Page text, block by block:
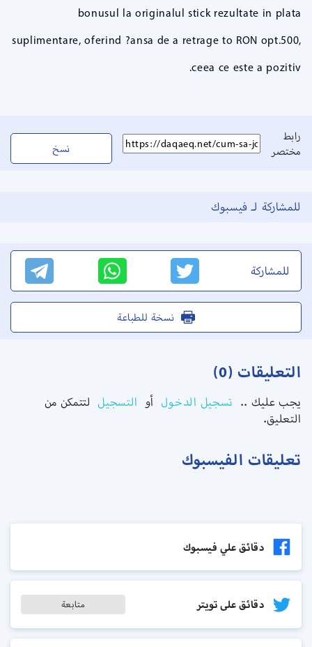
bonusul la originalul stick rezultate in plata
suplimentare, oferind ?ansa de a retrage to RON opt.500,
ceea ce este a pozitiv.
رابط
مختصر
نسخ
للمشاركة لـ فيسبوك
للمشاركة
نسخة للطباعة
التعليقات (0)
يجب عليك .. تسجيل الدخول أو التسجيل لتتمكن من
التعليق.
تعليقات الفيسبوك
دقائق علي فيسبوك
دقائق على تويتر متابعة